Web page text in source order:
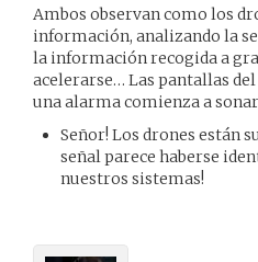
Ambos observan como los
información, analizando la
la información recogida a
acelerarse… Las pantallas
una alarma comienza a
Señor! Los drones están
señal parece haberse
nuestros sistemas!